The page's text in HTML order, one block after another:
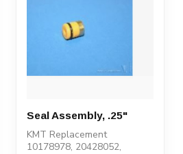
Seal Assembly, .25"
KMT Replacement
10178978, 20428052,